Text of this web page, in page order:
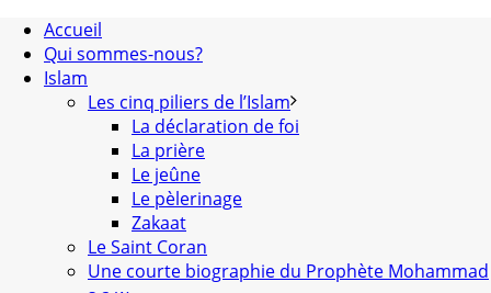
Accueil
Qui sommes-nous?
Islam
Les cinq piliers de l’Islam
La déclaration de foi
La prière
Le jeûne
Le pèlerinage
Zakaat
Le Saint Coran
Une courte biographie du Prophète Mohammad